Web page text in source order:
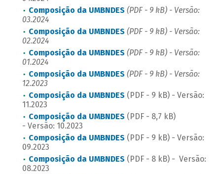
Composição da UMBNDES (PDF - 9 kB) - Versão:
03.2024
Composição da UMBNDES (PDF - 9 kB) - Versão:
02.2024
Composição da UMBNDES (PDF - 9 kB) - Versão:
01.2024
Composição da UMBNDES (PDF - 9 kB) - Versão:
12.2023
Composição da UMBNDES (PDF - 9 kB) - Versão:
11.2023
Composição da UMBNDES (PDF - 8,7 kB)
- Versão: 10.2023
Composição da UMBNDES (PDF - 9 kB) - Versão:
09.2023
Composição da UMBNDES (PDF - 8 kB) - Versão:
08.2023